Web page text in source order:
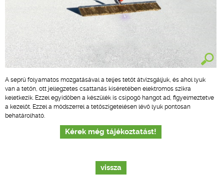
A seprű folyamatos mozgatásával a teljes tetőt átvizsgáljuk, és ahol lyuk
van a tetőn, ott jellegzetes csattanás kíséretében elektromos szikra
keletkezik. Ezzel egyidőben a készülék is csipogó hangot ad, figyelmeztetve
a kezelőt. Ezzel a módszerrel a tetőszigetelésen lévő lyuk pontosan
behatárolható.
Kérek még tájékoztatást!
vissza